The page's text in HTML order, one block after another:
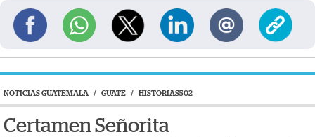
NOTICIAS GUATEMALA / GUATE / HISTORIAS502
Certamen Señorita